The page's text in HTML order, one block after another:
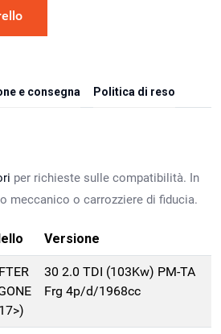
e consegna Politica di reso
per richieste sulle compatibilità. In
meccanico o carrozziere di fiducia.
Versione
30 2.0 TDI (103Kw) PM-TA
Frg 4p/d/1968cc